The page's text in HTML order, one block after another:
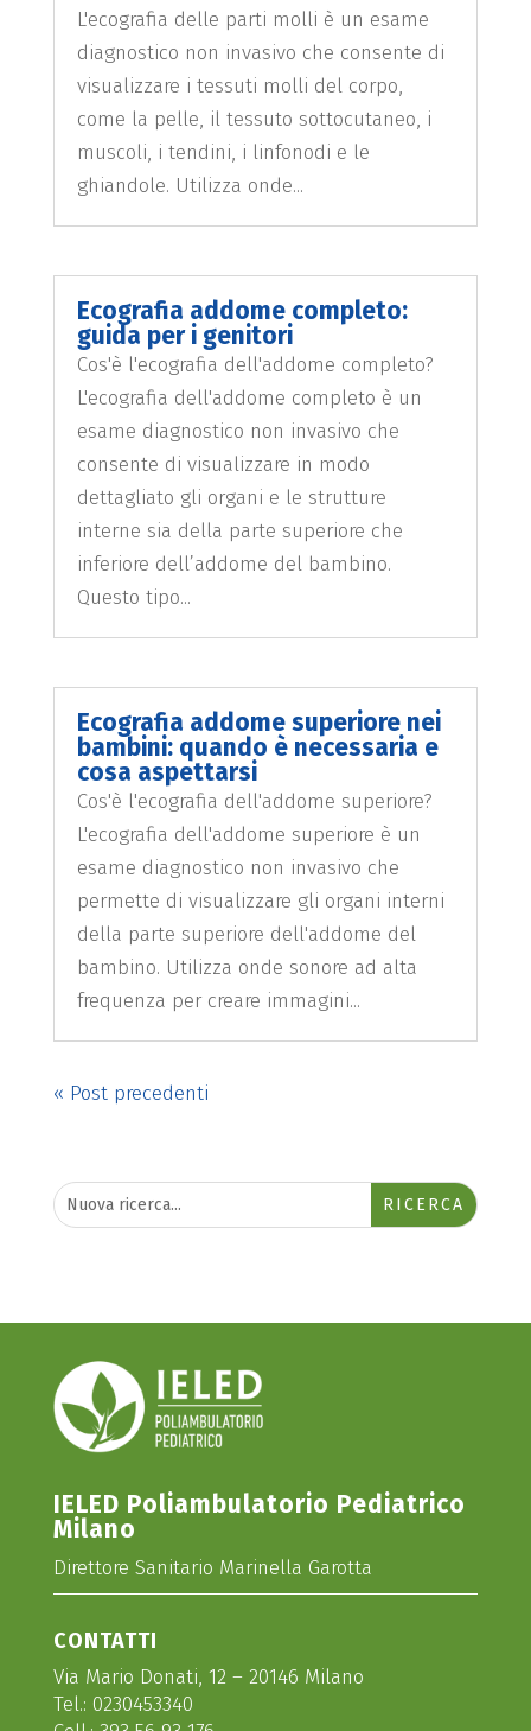
L'ecografia delle parti molli è un esame
diagnostico non invasivo che consente di
visualizzare i tessuti molli del corpo,
come la pelle, il tessuto sottocutaneo, i
muscoli, i tendini, i linfonodi e le
ghiandole. Utilizza onde...
Ecografia addome completo:
guida per i genitori
Cos'è l'ecografia dell'addome completo?
L'ecografia dell'addome completo è un
esame diagnostico non invasivo che
consente di visualizzare in modo
dettagliato gli organi e le strutture
interne sia della parte superiore che
inferiore dell’addome del bambino.
Questo tipo...
Ecografia addome superiore nei
bambini: quando è necessaria e
cosa aspettarsi
Cos'è l'ecografia dell'addome superiore?
L'ecografia dell'addome superiore è un
esame diagnostico non invasivo che
permette di visualizzare gli organi interni
della parte superiore dell'addome del
bambino. Utilizza onde sonore ad alta
frequenza per creare immagini...
« Post precedenti
IELED Poliambulatorio Pediatrico
Milano
Direttore Sanitario Marinella Garotta
CONTATTI
Via Mario Donati, 12 – 20146 Milano
Tel.: 0230453340